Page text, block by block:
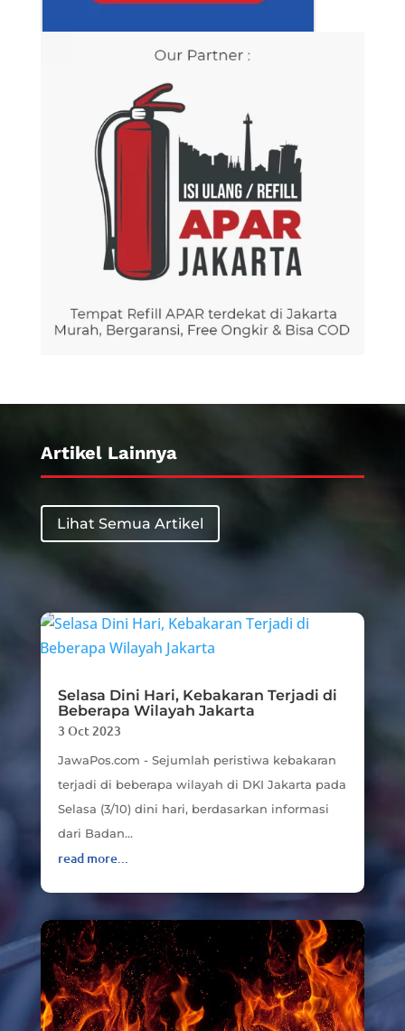
Artikel Lainnya
Lihat Semua Artikel
Selasa Dini Hari, Kebakaran Terjadi di
Beberapa Wilayah Jakarta
3 Oct 2023
JawaPos.com - Sejumlah peristiwa kebakaran
terjadi di beberapa wilayah di DKI Jakarta pada
Selasa (3/10) dini hari, berdasarkan informasi
dari Badan...
read more...